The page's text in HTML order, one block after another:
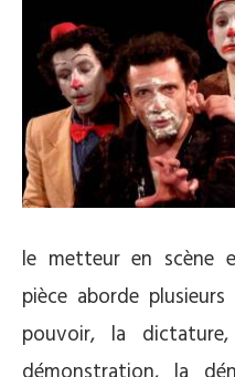
le metteur en scène
pièce aborde
pouvoir, la